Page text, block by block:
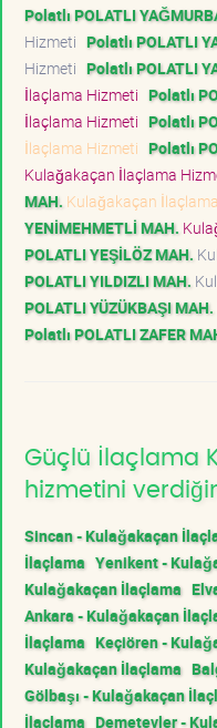
Polatlı POLATLI
Hizmeti Polatlı POLATLI
Hizmeti Polatlı POLATLI
İlaçlama Hizmeti Polatlı
İlaçlama Hizmeti Polatlı
İlaçlama Hizmeti Polatlı
Kulağakaçan İlaçlama
MAH. Kulağakaçan
YENİMEHMETLİ MAH.
POLATLI YEŞİLÖZ MAH.
POLATLI YILDIZLI MAH.
POLATLI YÜZÜKBAŞI MAH.
Polatlı POLATLI ZAFER
Güçlü İlaçlama
hizmetini
Sincan - Kulağakaçan
İlaçlama Yenikent -
Kulağakaçan İlaçlama
Ankara - Kulağakaçan
İlaçlama Keçiören -
Kulağakaçan İlaçlama
Gölbaşı - Kulağakaçan
İlaçlama Demetevler -